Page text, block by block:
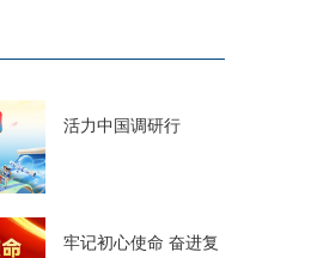
活力中国调研行
牢记初心使命 奋进复